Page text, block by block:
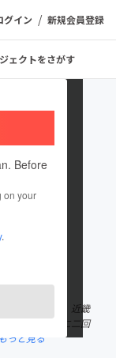
グイン / 新規会員登録
ェクトをさがす
Before
on your
.
しています
です！！ 近畿
団体です。 年に二回
もっと見る